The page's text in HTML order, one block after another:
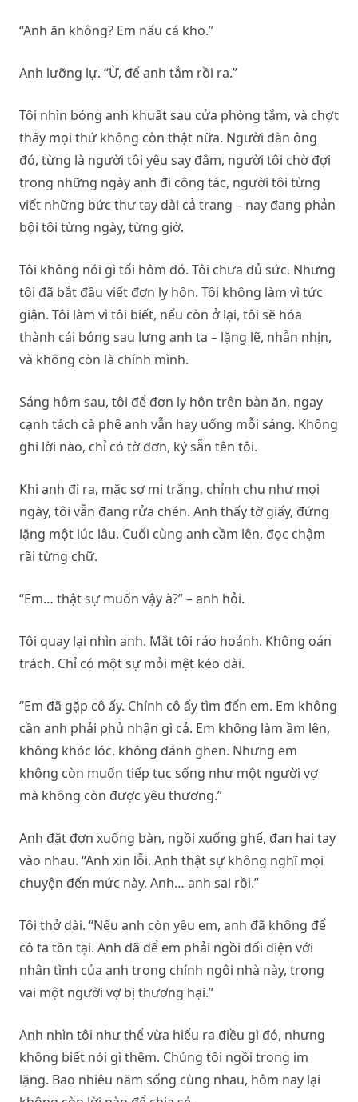
“Anh ăn không? Em nấu cá kho.”
Anh lưỡng lự. “Ừ, để anh tắm rồi ra.”
Tôi nhìn bóng anh khuất sau cửa phòng tắm, và chợt
thấy mọi thứ không còn thật nữa. Người đàn ông
đó, từng là người tôi yêu say đắm, người tôi chờ đợi
trong những ngày anh đi công tác, người tôi từng
viết những bức thư tay dài cả trang – nay đang phản
bội tôi từng ngày, từng giờ.
Tôi không nói gì tối hôm đó. Tôi chưa đủ sức. Nhưng
tôi đã bắt đầu viết đơn ly hôn. Tôi không làm vì tức
giận. Tôi làm vì tôi biết, nếu còn ở lại, tôi sẽ hóa
thành cái bóng sau lưng anh ta – lặng lẽ, nhẫn nhịn,
và không còn là chính mình.
Sáng hôm sau, tôi để đơn ly hôn trên bàn ăn, ngay
cạnh tách cà phê anh vẫn hay uống mỗi sáng. Không
ghi lời nào, chỉ có tờ đơn, ký sẵn tên tôi.
Khi anh đi ra, mặc sơ mi trắng, chỉnh chu như mọi
ngày, tôi vẫn đang rửa chén. Anh thấy tờ giấy, đứng
lặng một lúc lâu. Cuối cùng anh cầm lên, đọc chậm
rãi từng chữ.
“Em… thật sự muốn vậy à?” – anh hỏi.
Tôi quay lại nhìn anh. Mắt tôi ráo hoảnh. Không oán
trách. Chỉ có một sự mỏi mệt kéo dài.
“Em đã gặp cô ấy. Chính cô ấy tìm đến em. Em không
cần anh phải phủ nhận gì cả. Em không làm ầm lên,
không khóc lóc, không đánh ghen. Nhưng em
không còn muốn tiếp tục sống như một người vợ
mà không còn được yêu thương.”
Anh đặt đơn xuống bàn, ngồi xuống ghế, đan hai tay
vào nhau. “Anh xin lỗi. Anh thật sự không nghĩ mọi
chuyện đến mức này. Anh… anh sai rồi.”
Tôi thở dài. “Nếu anh còn yêu em, anh đã không để
cô ta tồn tại. Anh đã để em phải ngồi đối diện với
nhân tình của anh trong chính ngôi nhà này, trong
vai một người vợ bị thương hại.”
Anh nhìn tôi như thể vừa hiểu ra điều gì đó, nhưng
không biết nói gì thêm. Chúng tôi ngồi trong im
lặng. Bao nhiêu năm sống cùng nhau, hôm nay lại